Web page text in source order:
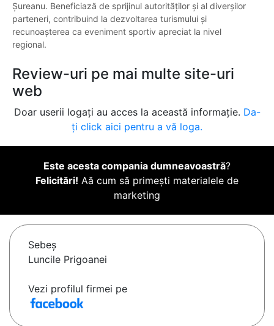
Șureanu. Beneficiază de sprijinul autorităților și al diverșilor
parteneri, contribuind la dezvoltarea turismului și
recunoașterea ca eveniment sportiv apreciat la nivel
regional.
Review-uri pe mai multe site-uri
web
Doar userii logați au acces la această informație. Da-
ți click aici pentru a vă loga.
Este acesta compania dumneavoastră?
Felicitări! Aă cum să primești materialele de
marketing
Sebeş
Luncile Prigoanei
Vezi profilul firmei pe